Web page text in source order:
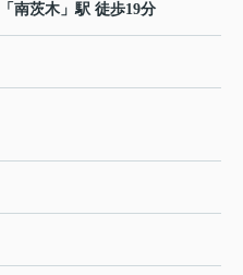
「 南茨木 」駅 徒歩19分